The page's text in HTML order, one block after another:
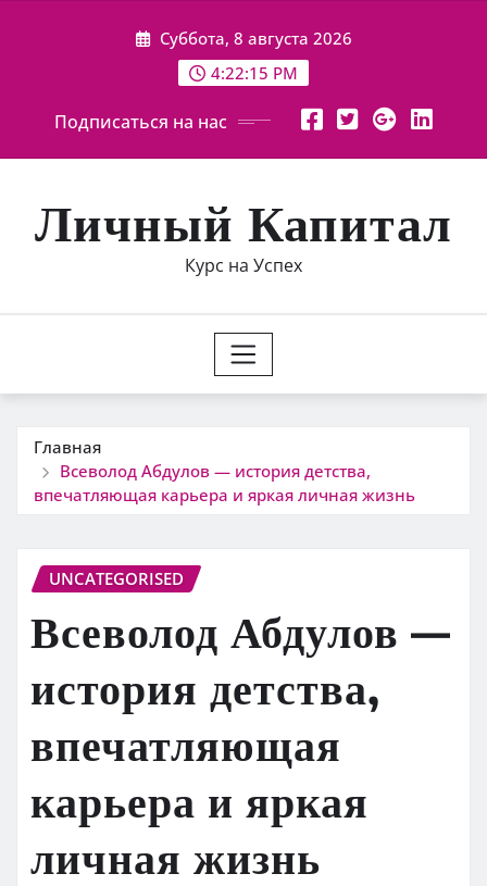
Суббота, 8 августа 2026
4:22:16 PM
Подписаться на нас
Личный Капитал
Курс на Успех
Главная
Всеволод Абдулов — история детства,
впечатляющая карьера и яркая личная жизнь
UNCATEGORISED
Всеволод Абдулов —
история детства,
впечатляющая
карьера и яркая
личная жизнь